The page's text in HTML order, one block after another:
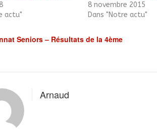
actu"
8 novembre 2015
Dans "Notre actu"
Seniors – Résultats de la 4ème
Arnaud